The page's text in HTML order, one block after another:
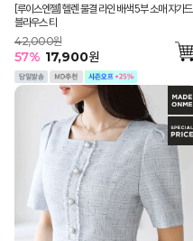
[루이스엔젤] 헬렌 물결 라인 배색 5부 소매 쟈가드
블라우스 티
42,000원
57% 17,900원